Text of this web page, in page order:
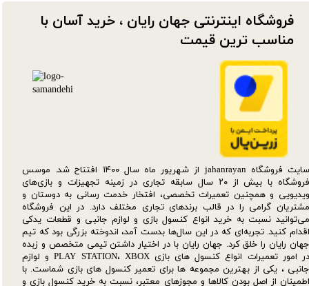
سایت فروشگاه jahanrayan از شهریور ماه سال ۱۴۰۰ افتتاح شد. موسس
فروشگاه با بیش از ۲۰ سال سابقه تجاری در زمینه تجهیزات و بازی‌های
ویدیویی و همچنین تعمیرات تخصصی، افتخار خدمت رسانی به دوستان و
مشتریان گرامی را در قالب برندهای تجاری مختلف دارد. در این فروشگاه
می‌توانید نسبت به خرید انواع کنسول بازی و لوازم جانبی و قطعات یدکی‌
اقدام کنید. تجربه‌ای که در این سال‌ها بدست آمد، اندوخته بزرگی بود که تیم
جهان رایان را خلق کرد. جهان رایان با در اختیار داشتن تیمی متخصص و زبده
در امور تعمیرات انواع کنسول های بازی PLAY STATION، XBOX و لوازم
جانبی ، یکی از بهترین مجموعه ها برای تعمیر کنسول های بازی شماست. با
اطمینان از اصل بودن کالاها و مجوزهای معتبر، نسبت به خرید کنسول بازی و
فروشگاه اینترنتی جهان رایان ، خرید آسان با
مناسب ترین قیمت​​​​​​​